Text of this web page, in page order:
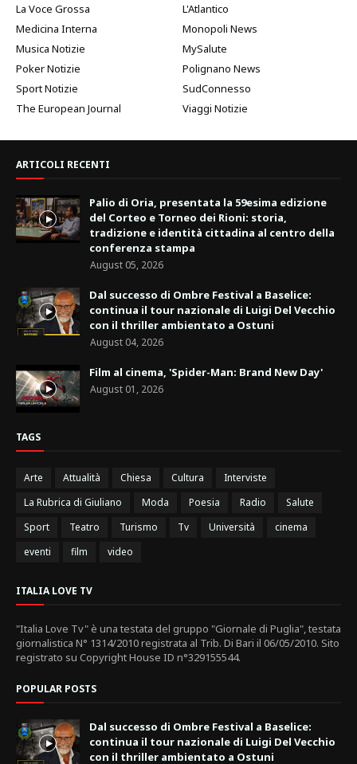
La Voce Grossa
L'Atlantico
Medicina Interna
Monopoli News
Musica Notizie
MySalute
Poker Notizie
Polignano News
Sport Notizie
SudConnesso
The European Journal
Viaggi Notizie
ARTICOLI RECENTI
Palio di Oria, presentata la 59esima edizione
del Corteo e Torneo dei Rioni: storia,
tradizione e identità cittadina al centro della
conferenza stampa
August 05, 2026
Dal successo di Ombre Festival a Baselice:
continua il tour nazionale di Luigi Del Vecchio
con il thriller ambientato a Ostuni
August 04, 2026
Film al cinema, 'Spider-Man: Brand New Day'
August 01, 2026
TAGS
Arte Attualità Chiesa Cultura
Interviste
La Rubrica di Giuliano
Moda Poesia Radio
Salute
Sport
Teatro Turismo Tv Università
cinema
eventi
film video
ITALIA LOVE TV
"Italia Love Tv" è una testata del gruppo "Giornale di Puglia", testata
giornalistica N° 1314/2010 registrata al Trib. Di Bari il 06/05/2010. Sito
registrato su Copyright House ID n°329155544.
POPULAR POSTS
Dal successo di Ombre Festival a Baselice:
continua il tour nazionale di Luigi Del Vecchio
con il thriller ambientato a Ostuni